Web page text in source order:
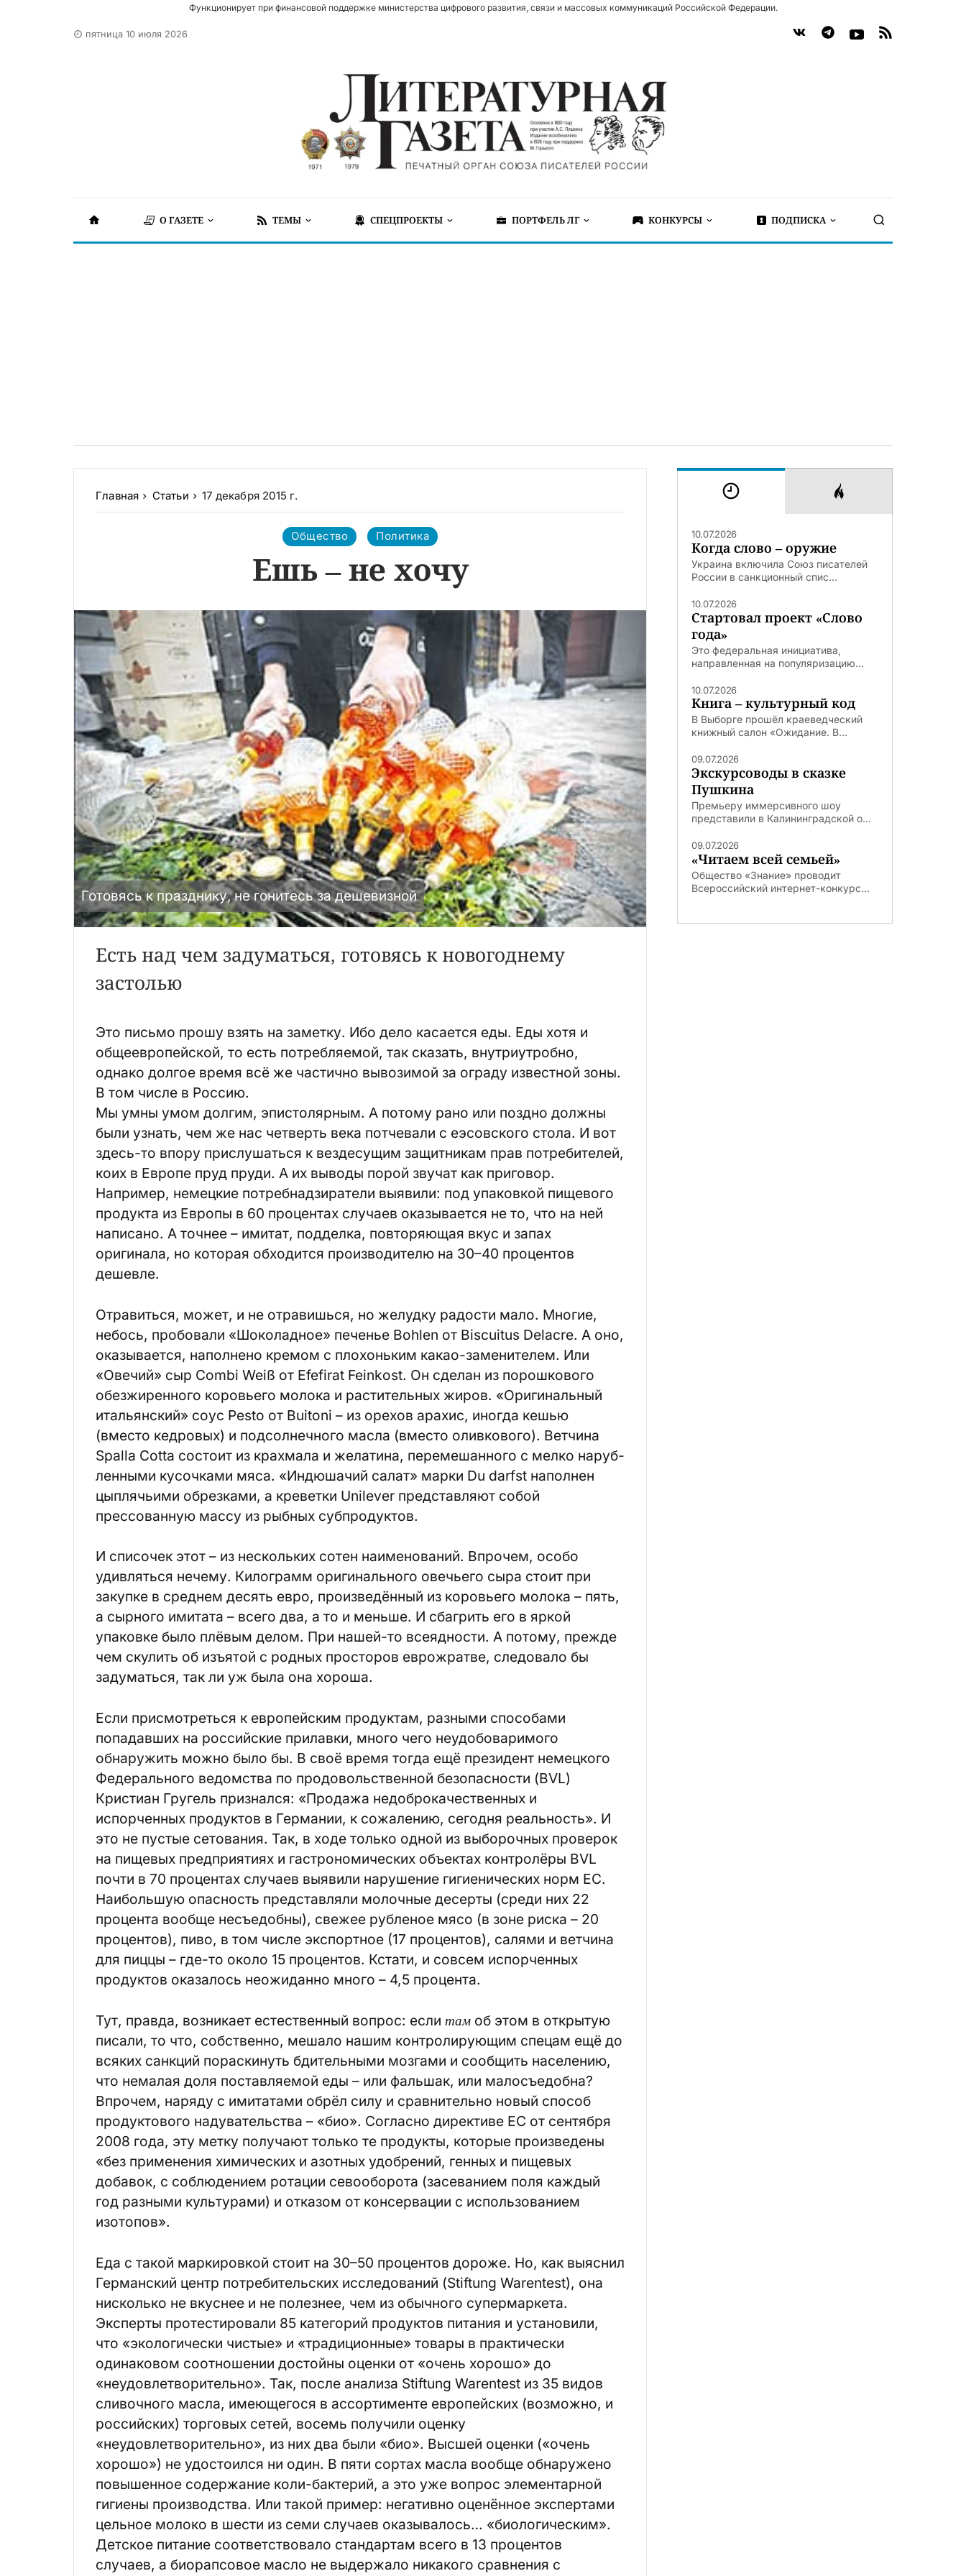
Функционирует при финансовой поддержке министерства цифрового развития, связи и массовых коммуникаций Российской Федерации.
пятница 10 июля 2026
О ГАЗЕТЕ ТЕМЫ СПЕЦПРОЕКТЫ ПОРТФЕЛЬ ЛГ КОНКУРСЫ ПОДПИСКА
Главная Статьи 17 декабря 2015 г.
Общество Политика
Ешь – не хочу
Готовясь к празднику, не гонитесь за дешевизной
Есть над чем задуматься, готовясь к новогоднему
застолью
Это письмо прошу взять на заметку. Ибо дело касается еды. Еды хотя и
общеевропейской, то есть потреб­ляемой, так сказать, внутриутробно,
однако долгое время всё же частично вывозимой за ограду известной зоны.
В том числе в Россию.
Мы умны умом долгим, эпистолярным. А потому рано или поздно должны
были узнать, чем же нас четверть века потчевали с еэсовского стола. И вот
здесь-то впору прислушаться к вездесущим защитникам прав потребителей,
коих в Европе пруд пруди. А их выводы порой звучат как приговор.
Например, немецкие потребнадзиратели выявили: под упаковкой пищевого
продукта из Европы в 60 процентах случаев оказывается не то, что на ней
написано. А точнее – имитат, подделка, повторяющая вкус и запах
оригинала, но которая обходится производителю на 30–40 процентов
дешевле.
Отравиться, может, и не отравишься, но желудку радости мало. Многие,
небось, пробовали «Шоколадное» печенье Bohlen от Biscuitus Delacre. А оно,
оказывается, наполнено кремом с плохоньким какао-заменителем. Или
«Овечий» сыр Combi Weiß от Efefirat Feinkost. Он сделан из порошкового
обезжиренного коровьего молока и растительных жиров. «Оригинальный
итальянский» соус Pesto от Buitoni – из орехов арахис, иногда кешью
(вместо кедровых) и подсолнечного масла (вместо оливкового). Ветчина
Spalla Cotta состоит из крахмала и желатина, перемешанного с мелко наруб­
ленными кусочками мяса. «Индюшачий салат» марки Du darfst наполнен
цыплячьими обрезками, а креветки Unilever представляют собой
прессованную массу из рыбных субпродуктов.
И списочек этот – из нескольких сотен наименований. Впрочем, особо
удивляться нечему. Килограмм оригинального овечьего сыра стоит при
закупке в среднем десять евро, произведённый из коровьего молока – пять,
а сырного имитата – всего два, а то и меньше. И сбагрить его в яркой
упаковке было плёвым делом. При нашей-то всеядности. А потому, прежде
чем скулить об изъятой с родных просторов еврожратве, следовало бы
задуматься, так ли уж была она хороша.
Если присмотреться к европейским продуктам, разными способами
попадавших на российские прилавки, много чего неудобоваримого
обнаружить можно было бы. В своё время тогда ещё президент немецкого
Федерального ведомства по продовольственной безопасности (BVL)
Кристиан Гругель признался: «Продажа недоброкачественных и
испорченных продуктов в Германии, к сожалению, сегодня реальность». И
это не пустые сетования. Так, в ходе только одной из выборочных проверок
на пищевых предприятиях и гастрономических объектах контролёры BVL
почти в 70 процентах случаев выявили нарушение гигиенических норм ЕС.
Наибольшую опасность представляли молочные десерты (среди них 22
процента вообще несъедобны), свежее рубленое мясо (в зоне риска – 20
процентов), пиво, в том числе экспортное (17 процентов), салями и ветчина
для пиццы – где-то около 15 процентов. Кстати, и совсем испорченных
продуктов оказалось неожиданно много – 4,5 процента.
Тут, правда, возникает естественный вопрос: если там об этом в открытую
писали, то что, собственно, мешало нашим контролирующим спецам ещё до
всяких санкций пораскинуть бдительными мозгами и сообщить населению,
что немалая доля поставляемой еды – или фальшак, или малосъедобна?
Впрочем, наряду с имитатами обрёл силу и сравнительно новый способ
продуктового надувательства – «био». Согласно директиве ЕС от сентября
2008 года, эту метку получают только те продукты, которые произведены
«без применения химических и азотных удобрений, генных и пищевых
добавок, с соблюдением ротации севооборота (засеванием поля каждый
год разными культурами) и отказом от консервации с использованием
изотопов».
Еда с такой маркировкой стоит на 30–50 процентов дороже. Но, как выяснил
Германский центр потребительских исследований (Stiftung Warentest), она
нисколько не вкуснее и не полезнее, чем из обычного супермаркета.
Эксперты протестировали 85 категорий продуктов питания и установили,
что «экологически чистые» и «традиционные» товары в практически
одинаковом соотношении достойны оценки от «очень хорошо» до
«неудовлетворительно». Так, после анализа Stiftung Warentest из 35 видов
сливочного масла, имеющегося в ассортименте европейских (возможно, и
российских) торговых сетей, восемь получили оценку
«неудовлетворительно», из них два были «био». Высшей оценки («очень
хорошо») не удостоился ни один. В пяти сортах масла вообще обнаружено
повышенное содержание коли-бактерий, а это уже вопрос элементарной
гигиены производства. Или такой пример: негативно оценённое экспертами
цельное молоко в шести из семи случаев оказывалось… «биологическим».
Детское питание соответствовало стандартам всего в 13 процентов
случаев, а биорапсовое масло не выдержало никакого сравнения с
10.07.2026
Когда слово – оружие
Украина включила Союз писателей
России в санкционный спис...
10.07.2026
Стартовал проект «Слово
года»
Это федеральная инициатива,
направленная на популяризацию...
10.07.2026
Книга – культурный код
В Выборге прошёл краеведческий
книжный салон «Ожидание. В...
09.07.2026
Экскурсоводы в сказке
Пушкина
Премьеру иммерсивного шоу
представили в Калининградской о...
09.07.2026
«Читаем всей семьей»
Общество «Знание» проводит
Всероссийский интернет-конкурс...